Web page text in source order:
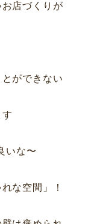
店づくりが
ができない
いな〜
な空間」！